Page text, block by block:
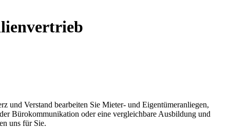
und Verstand bearbeiten Sie Mieter- und Eigentümeranliegen,
Bürokommunikation oder eine vergleichbare Ausbildung und
uns für Sie.